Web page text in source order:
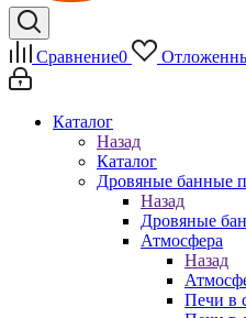
Сравнение0
Каталог
Назад
Каталог
Дровяные банные
Назад
Дровяные
Атмосфера
Назад
Печи в